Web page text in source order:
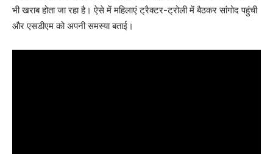
भी खराब होता जा रहा है। ऐसे में महिलाएं ट्रैक्टर-ट्रोली में बैठकर सांगोद पहुंची
और एसडीएम को अपनी समस्या बताई।